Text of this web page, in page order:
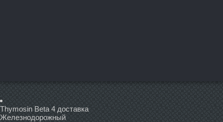
Thymosin Beta 4 доставка
Железнодорожный